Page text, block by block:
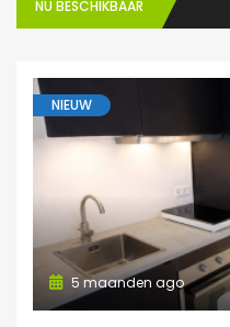
NU BESCHIKBAAR
NIEUW
5 maanden ago